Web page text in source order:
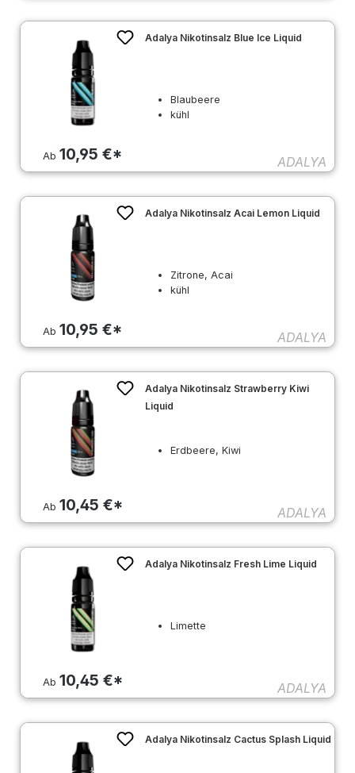
Ab10,95 €*
Adalya Nikotinsalz Blue Ice Liquid
Blaubeere
kühl
ADALYA
Ab10,95 €*
Adalya Nikotinsalz Acai Lemon Liquid
Zitrone, Acai
kühl
ADALYA
Ab 10,45 €*
Adalya Nikotinsalz Strawberry Kiwi
Liquid
Erdbeere, Kiwi
ADALYA
Ab 10,45 €*
Adalya Nikotinsalz Fresh Lime Liquid
Limette
ADALYA
Adalya Nikotinsalz Cactus Splash Liquid